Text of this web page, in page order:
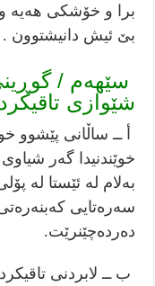
برا و خۆشکی هەیە و
بێ ئیش دانیشتوون .
سێهەم /
شێوازی
أ ــ ساڵانی پێشوو
خوێندنیدا گەر
بەلام لە ئێستا لە
سەرەتایی کەبنەرەتی
دەردەچێنرێت.
ب ــ لابردنی